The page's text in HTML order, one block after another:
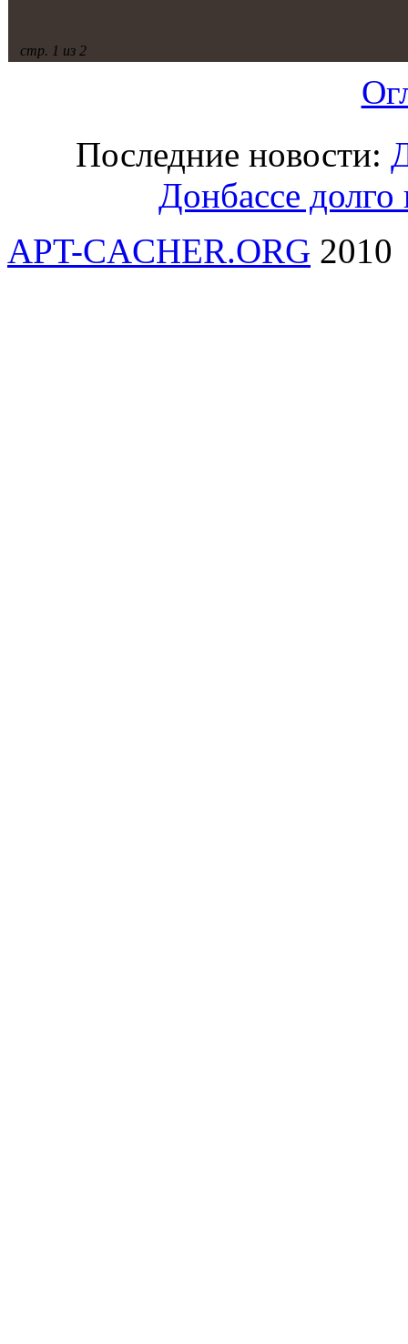
стр. 1 из 2
Последние новости:
Донбассе
APT-CACHER.ORG 2010